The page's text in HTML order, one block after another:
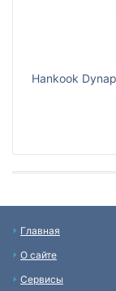
Hankook
Главная
О сайте
Сервисы